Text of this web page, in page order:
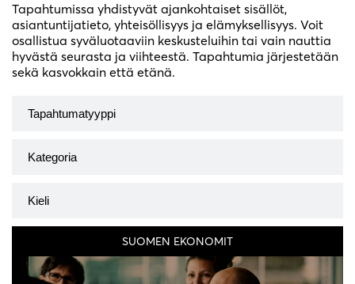
Tapahtumissa yhdistyvät ajankohtaiset sisällöt,
asiantuntijatieto, yhteisöllisyys ja elämyksellisyys. Voit
osallistua syväluotaaviin keskusteluihin tai vain nauttia
hyvästä seurasta ja viihteestä. Tapahtumia järjestetään
sekä kasvokkain että etänä.
SUOMEN EKONOMIT